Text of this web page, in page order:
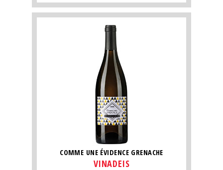
COMME UNE ÉVIDENCE GRENACHE
VINADEIS